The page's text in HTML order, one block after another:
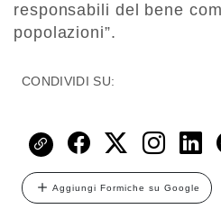
responsabili del bene
popolazioni”.
CONDIVIDI SU:
Aggiungi Formiche su Google